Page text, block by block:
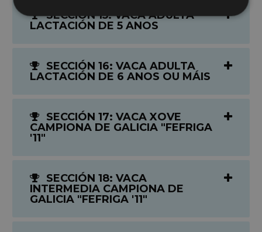
SECCIÓN 15: VACA ADULTA
LACTACIÓN DE 5 ANOS
SECCIÓN 16: VACA ADULTA
LACTACIÓN DE 6 ANOS OU MÁIS
SECCIÓN 17: VACA XOVE
CAMPIONA DE GALICIA "FEFRIGA
'11"
SECCIÓN 18: VACA
INTERMEDIA CAMPIONA DE
GALICIA "FEFRIGA '11"